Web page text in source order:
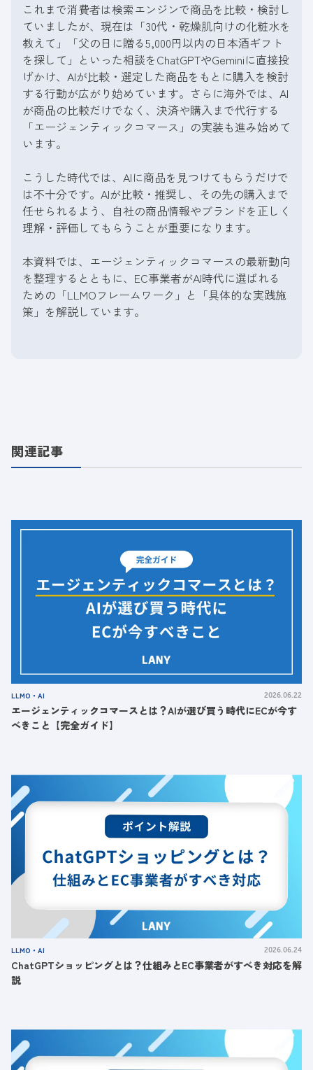
これまで消費者は検索エンジンで商品を比較・検討し
ていましたが、現在は「30代・乾燥肌向けの化粧水を
教えて」「父の日に贈る5,000円以内の日本酒ギフト
を探して」といった相談をChatGPTやGeminiに直接投
げかけ、AIが比較・選定した商品をもとに購入を検討
する行動が広がり始めています。さらに海外では、AI
が商品の比較だけでなく、決済や購入まで代行する
「エージェンティックコマース」の実装も進み始めて
います。
こうした時代では、AIに商品を見つけてもらうだけで
は不十分です。AIが比較・推奨し、その先の購入まで
任せられるよう、自社の商品情報やブランドを正しく
理解・評価してもらうことが重要になります。
本資料では、エージェンティックコマースの最新動向
を整理するとともに、EC事業者がAI時代に選ばれる
ための「LLMOフレームワーク」と「具体的な実践施
策」を解説しています。
関連記事
LLMO・AI 2026.06.22
エージェンティックコマースとは？AIが選び買う時代にECが今す
べきこと【完全ガイド】
LLMO・AI 2026.06.24
ChatGPTショッピングとは？仕組みとEC事業者がすべき対応を解
説